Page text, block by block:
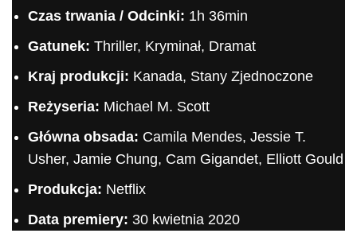
Czas trwania / Odcinki: 1h 36min
Gatunek: Thriller, Kryminał, Dramat
Kraj produkcji: Kanada, Stany Zjednoczone
Reżyseria: Michael M. Scott
Główna obsada: Camila Mendes, Jessie T.
Usher, Jamie Chung, Cam Gigandet, Elliott Gould
Produkcja: Netflix
Data premiery: 30 kwietnia 2020